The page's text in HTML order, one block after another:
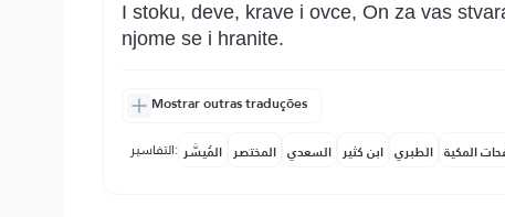
I stoku, deve, krave i ovce, On za vas
njome se i hranite.
Mostrar outras traduções
التفاسير: المُيسَّر المختصر السعدي ابن كثير الطبري المكية